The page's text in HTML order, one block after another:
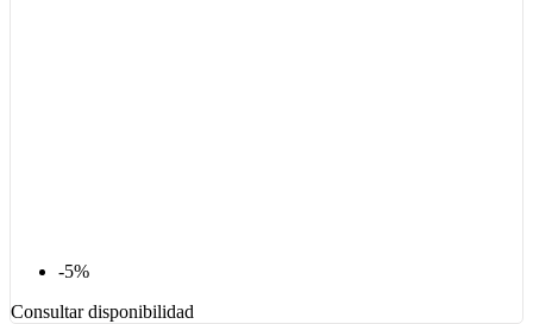
-5%
Consultar disponibilidad